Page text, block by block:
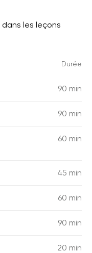
dans les leçons
Durée
90 min
90 min
60 min
45 min
60 min
90 min
20 min